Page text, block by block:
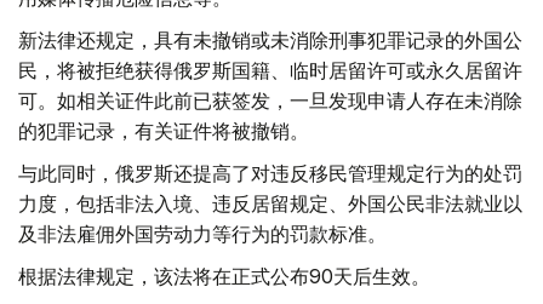
新法律还规定，具有未撤销或未消除刑事犯罪记录的外国公
民，将被拒绝获得俄罗斯国籍、临时居留许可或永久居留许
可。如相关证件此前已获签发，一旦发现申请人存在未消除
的犯罪记录，有关证件将被撤销。
与此同时，俄罗斯还提高了对违反移民管理规定行为的处罚
力度，包括非法入境、违反居留规定、外国公民非法就业以
及非法雇佣外国劳动力等行为的罚款标准。
根据法律规定，该法将在正式公布90天后生效。